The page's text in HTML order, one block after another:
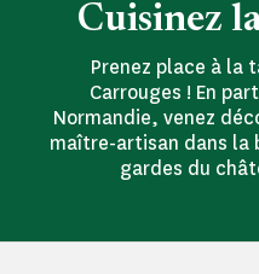
Cuisinez
Prenez place à la
Carrouges ! En
Normandie, venez
maître-artisan dans la
gardes du